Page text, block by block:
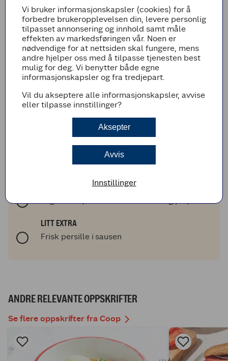
Legg til i handleliste
Fremgangsmetode
Stek torsken i stekepannen i 2-3 minutter på
hver side.
Del blomkålen i buketter. Skrell og skjær
gulrøttene i staver.
Legg blomkål og gulrøtter på et stekebrett.
Ha på litt olje, salt og pepper.
Stek dem i stekeovnen på 180 grader i ca. 12-
13 minutter.
ertene de siste 3 minuttene.
LITT EXTRA
Frisk persille i sausen
ANDRE RELEVANTE OPPSKRIFTER
Se flere oppskrifter fra Coop
Vi bruker informasjonskapsler (cookies) for å
forbedre brukeropplevelsen din, levere personlig
tilpasset annonsering og innhold samt måle
effekten av markedsføringen vår. Noen er
nødvendige for at nettsiden skal fungere, mens
andre hjelper oss med å tilpasse tjenesten best
mulig for deg. Vi benytter både egne
informasjonskapsler og fra tredjepart.
Vil du akseptere alle informasjonskapsler, avvise
eller tilpasse innstillinger?
Aksepter
Avvis
Innstillinger